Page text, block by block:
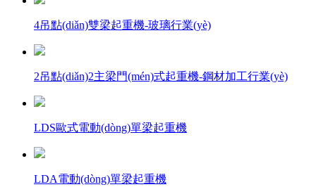
4吊點(diǎn)雙梁起重機-玻璃行業(yè)
2吊點(diǎn)2主梁門(mén)式起重機-鋼材加工行業(yè)
LDS歐式電動(dòng)單梁起重機
LDA電動(dòng)單梁起重機